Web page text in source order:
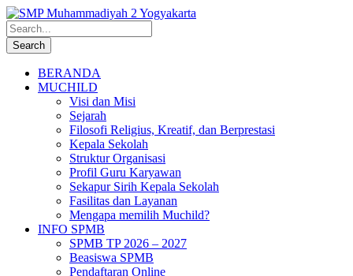
BERANDA
MUCHILD
Visi dan Misi
Sejarah
Filosofi Religius, Kreatif, dan Berprestasi
Kepala Sekolah
Struktur Organisasi
Profil Guru Karyawan
Sekapur Sirih Kepala Sekolah
Fasilitas dan Layanan
Mengapa memilih Muchild?
INFO SPMB
SPMB TP 2026 – 2027
Beasiswa SPMB
Pendaftaran Online